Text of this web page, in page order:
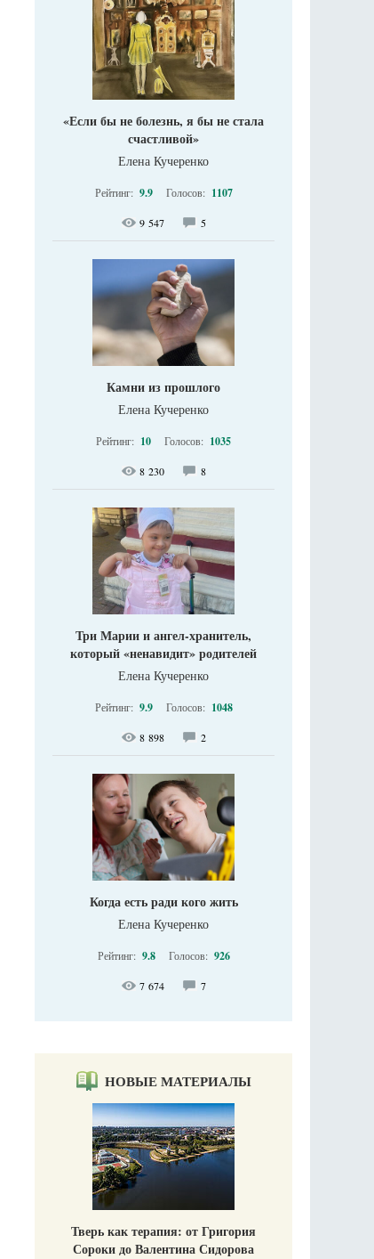
«Если бы не болезнь, я бы не стала
счастливой»
Елена Кучеренко
Рейтинг: 9.9 Голосов: 1107
9 547 5
Камни из прошлого
Елена Кучеренко
Рейтинг: 10 Голосов: 1035
8 230 8
Три Марии и ангел-хранитель,
который «ненавидит» родителей
Елена Кучеренко
Рейтинг: 9.9 Голосов: 1048
8 898 2
Когда есть ради кого жить
Елена Кучеренко
Рейтинг: 9.8 Голосов: 926
7 674 7
НОВЫЕ МАТЕРИАЛЫ
Тверь как терапия: от Григория
Сороки до Валентина Сидорова